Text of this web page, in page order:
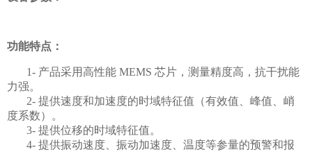
功能特点：
1- 产品采用高性能 MEMS 芯片，测量精度高，抗干扰能
力强。
2- 提供速度和加速度的时域特征值（有效值、峰值、峭
度系数）。
3- 提供位移的时域特征值。
4- 提供振动速度、振动加速度、温度等参量的预警和报